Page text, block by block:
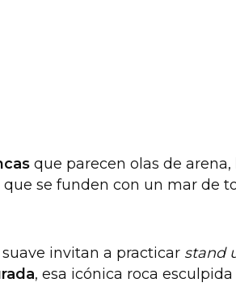
que parecen olas de arena,
se funden con un mar de
invitan a practicar stand
, esa icónica roca